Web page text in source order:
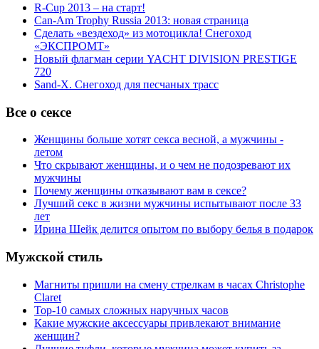
R-Cup 2013 – на старт!
Can-Am Trophy Russia 2013: новая страница
Сделать «вездеход» из мотоцикла! Снегоход
«ЭКСПРОМТ»
Новый флагман серии YACHT DIVISION PRESTIGE
720
Sand-X. Снегоход для песчаных трасс
Все о сексе
Женщины больше хотят секса весной, а мужчины -
летом
Что скрывают женщины, и о чем не подозревают их
мужчины
Почему женщины отказывают вам в сексе?
Лучший секс в жизни мужчины испытывают после 33
лет
Ирина Шейк делится опытом по выбору белья в подарок
Мужской стиль
Магниты пришли на смену стрелкам в часах Christophe
Claret
Top-10 самых сложных наручных часов
Какие мужские аксессуары привлекают внимание
женщин?